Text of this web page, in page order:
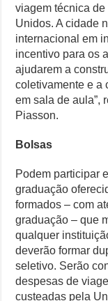
viagem técnica
Unidos. A cidade
internacional em
incentivo para os
ajudarem a
coletivamente e a
em sala de aula”,
Piasson.
Bolsas
Podem participar
graduação
formados – com
graduação – que
qualquer
deverão formar
seletivo. Serão
despesas de
custeadas pela